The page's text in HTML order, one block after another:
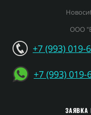
ООО
+7 (993) 019-
+7 (993) 019-
ЗАЯВКА